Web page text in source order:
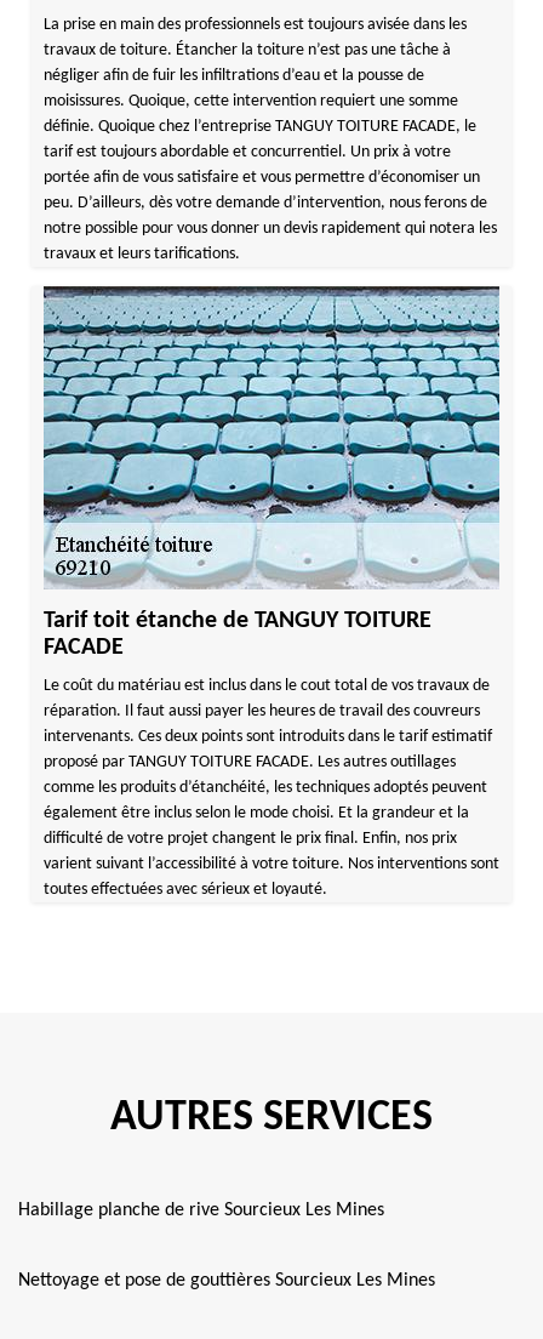
La prise en main des professionnels est toujours avisée dans les
travaux de toiture. Étancher la toiture n’est pas une tâche à
négliger afin de fuir les infiltrations d’eau et la pousse de
moisissures. Quoique, cette intervention requiert une somme
définie. Quoique chez l’entreprise TANGUY TOITURE FACADE, le
tarif est toujours abordable et concurrentiel. Un prix à votre
portée afin de vous satisfaire et vous permettre d’économiser un
peu. D’ailleurs, dès votre demande d’intervention, nous ferons de
notre possible pour vous donner un devis rapidement qui notera les
travaux et leurs tarifications.
Tarif toit étanche de TANGUY TOITURE
FACADE
Le coût du matériau est inclus dans le cout total de vos travaux de
réparation. Il faut aussi payer les heures de travail des couvreurs
intervenants. Ces deux points sont introduits dans le tarif estimatif
proposé par TANGUY TOITURE FACADE. Les autres outillages
comme les produits d’étanchéité, les techniques adoptés peuvent
également être inclus selon le mode choisi. Et la grandeur et la
difficulté de votre projet changent le prix final. Enfin, nos prix
varient suivant l’accessibilité à votre toiture. Nos interventions sont
toutes effectuées avec sérieux et loyauté.
AUTRES SERVICES
Habillage planche de rive Sourcieux Les Mines
Nettoyage et pose de gouttières Sourcieux Les Mines